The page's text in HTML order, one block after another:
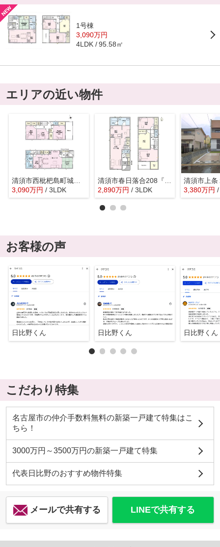
1号棟
3,090万円
4LDK 95.58㎡
エリアの近い物件
清須市西枇杷島町城並１丁目9-3『仲介料無料』新築戸建て
3,090万円 / 3LDK
2,890万円 / 3LDK 3,380万円
お客様の声
日比野くん 日比野くん 日比野くん
こだわり特集
名古屋市の仲介手数料無料の新築一戸建て特集はこ
ちら！
3000万円～3500万円の新築一戸建て特集
代表日比野のおすすめ物件特集
メールで共有する LINEで共有する